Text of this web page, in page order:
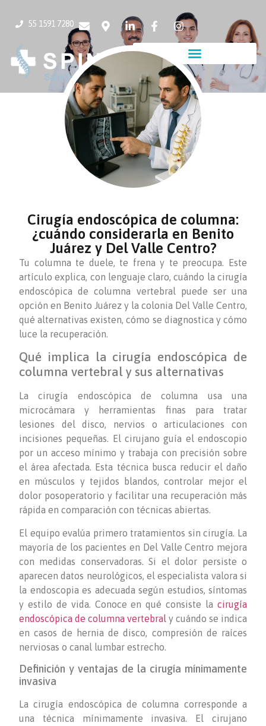
55 1591 7280
Cirugía endoscópica de columna:
¿cuándo considerarla en Benito
Juárez y Del Valle Centro?
Tu columna te duele, te frena y te preocupa. Este
artículo explica, con lenguaje claro, cuándo la cirugía
endoscópica de columna vertebral puede ser una
opción en Benito Juárez y la colonia Del Valle Centro,
qué alternativas existen, cómo se diagnostica y cómo
luce la recuperación.
Qué implica la cirugía endoscópica de
columna vertebral y sus alternativas
La cirugía endoscópica de columna usa una
microcámara y herramientas finas para tratar
lesiones del disco, nervios o articulaciones con
incisiones pequeñas. El cirujano guía el endoscopio
por un acceso mínimo y trabaja con precisión sobre
el área afectada. Esta técnica busca reducir el daño
en músculos y tejidos blandos, controlar mejor el
dolor posoperatorio y facilitar una recuperación más
rápida en comparación con técnicas abiertas.
El equipo evalúa primero tratamientos sin cirugía. La
mayoría de los pacientes en Del Valle Centro mejora
con medidas conservadoras. Si el dolor persiste o
aparecen datos neurológicos, el especialista valora si
la endoscopia es adecuada según estudios, síntomas
y estilo de vida. Conoce en qué consiste la cirugía
endoscópica de columna vertebral y cuándo se indica
en casos de hernia de disco, compresión de raíces
nerviosas o canal lumbar estrecho.
Definición y ventajas de la cirugía mínimamente
invasiva
La cirugía endoscópica de columna corresponde a
una técnica mínimamente invasiva. El cirujano